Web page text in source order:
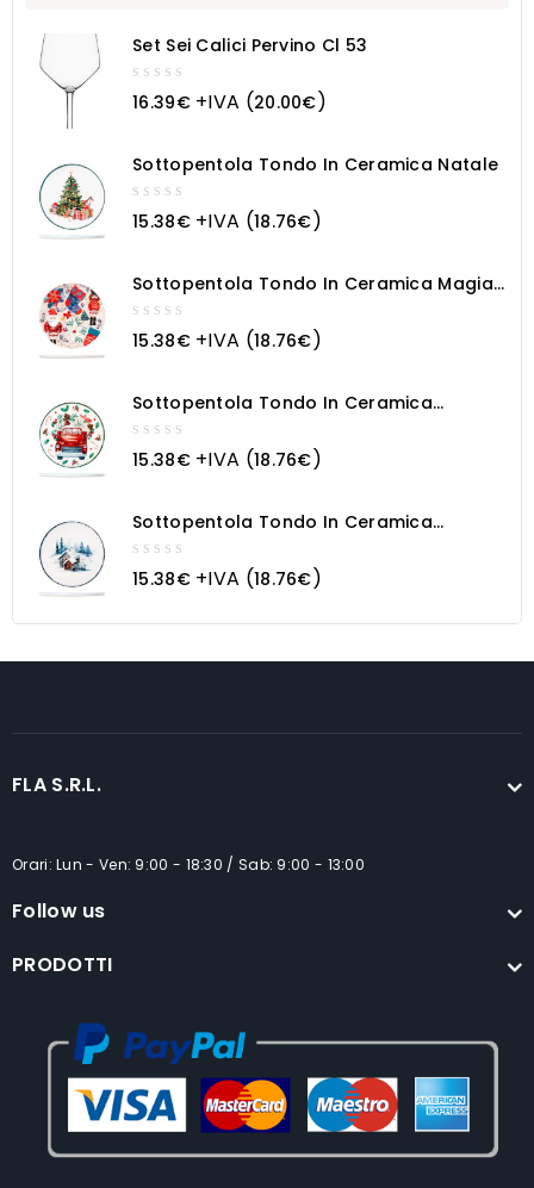
Set Sei Calici Pervino Cl 53
out
16.39€+IVA (20.00€)
Sottopentola Tondo In Ceramica Natale
out
15.38€+IVA (18.76€)
Sottopentola Tondo In Ceramica Magia
Natalizia
out
15.38€+IVA (18.76€)
Sottopentola Tondo In Ceramica
Macchina Natalizia
out
15.38€+IVA (18.76€)
Sottopentola Tondo In Ceramica
Paesaggio Innevato
out
15.38€+IVA (18.76€)
FLA S.R.L.
Orari: Lun - Ven: 9:00 - 18:30 / Sab: 9:00 - 13:00
Follow us
PRODOTTI